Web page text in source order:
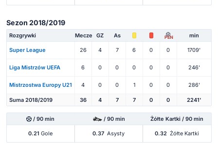
Sezon 2018/2019
Rozgrywki Mecze GZ As PEN min
Super League 26 4 7 6 0 0 1709'
Liga Mistrzów UEFA 6 0 0 0 0 0 246'
Mistrzostwa Europy U21 4 0 0 1 0 0 286'
Suma 2018/2019 36 4 7 7 0 0 2241'
/ 90 min / 90 min Żółte Kartki / 90 min
0.21 Gole 0.37 Asysty 0.32 Żółte Kartki